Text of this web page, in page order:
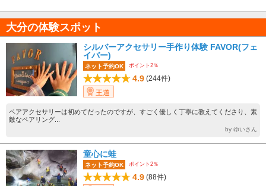
大分の体験スポット
シルバーアクセサリー手作り体験 FAVOR(フェ
イバー)
ネット予約OK ポイント2％
4.9 (244件)
王道
ペアアクセサリーは初めてだったのですが、すごく優しく丁寧に教えてくださり、素
敵なペアリング...
by ゆいさん
童心に蛙
ネット予約OK ポイント2％
4.9 (88件)